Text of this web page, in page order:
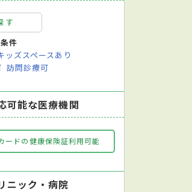
す
件
ッズスペースあり
訪問診療可
可能な医療機関
ードの健康保険証利用可能
ニック・病院